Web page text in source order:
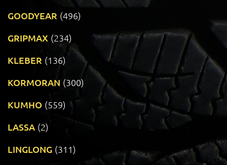
GOODYEAR (496)
GRIPMAX (234)
KLEBER (136)
KORMORAN (300)
KUMHO (559)
LASSA (2)
LINGLONG (311)